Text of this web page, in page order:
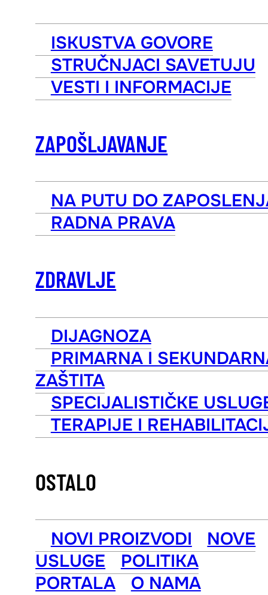
ISKUSTVA GOVORE
STRUČNJACI SAVETUJU
VESTI I INFORMACIJE
ZAPOŠLJAVANJE
NA PUTU DO
RADNA PRAVA
ZDRAVLJE
DIJAGNOZA
PRIMARNA I
ZAŠTITA
SPECIJALISTIČKE
TERAPIJE I
OSTALO
NOVI PROIZVODI
NOVE
USLUGE
POLITIKA
PORTALA
O NAMA